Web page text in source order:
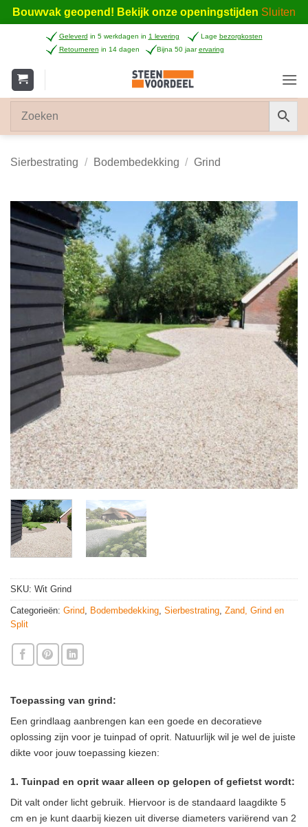
Bouwvak geopend! Bekijk onze openingstijden Sluiten
inhoud
Geleverd in 5 werkdagen in 1 levering Lage bezorgkosten
Retourneren in 14 dagen Bijna 50 jaarervaring
Sierbestrating / Bodembedekking / Grind
SKU: Wit Grind
Categorieën: Grind Bodembedekking Sierbestrating Zand, Grind en
Split
Toepassing van grind:
Een grindlaag aanbrengen kan een goede en decoratieve
oplossing zijn voor je tuinpad of oprit. Natuurlijk wil je wel de juiste
dikte voor jouw toepassing kiezen:
1. Tuinpad en oprit waar alleen op gelopen of gefietst wordt:
Dit valt onder licht gebruik. Hiervoor is de standaard laagdikte 5
cm en je kunt daarbij kiezen uit diverse diameters variërend van 2